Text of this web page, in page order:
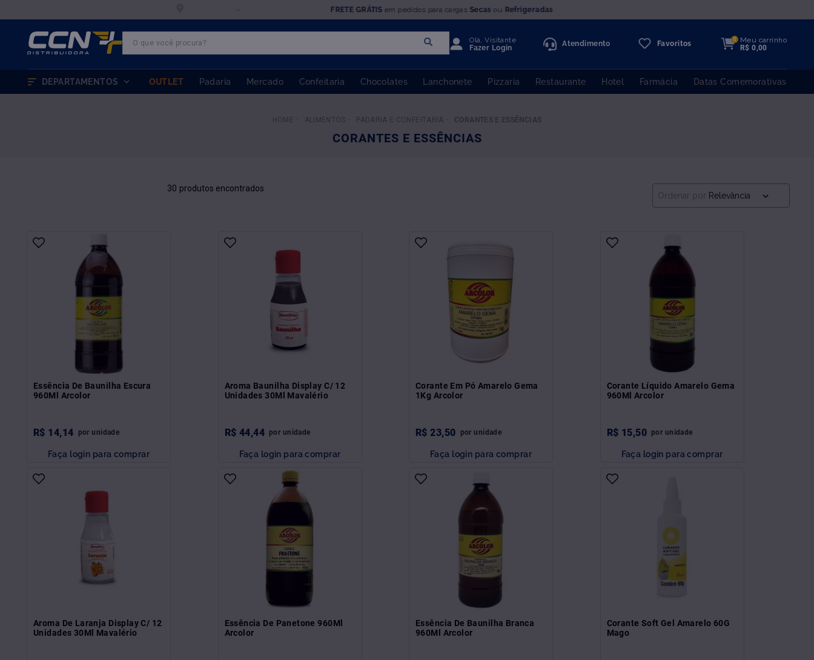
Refrigeradas
Olá, Visitante
Fazer Login
Atendimento Favoritos
0
Meu carrinho
R$ 0,00
DEPARTAMENTOS OUTLET Padaria Mercado Confeitaria Chocolates Lanchonete Pizzaria Restaurante Hotel Farmácia Datas Comemorativas
ALIMENTOS PADARIA E CONFEITARIA CORANTES E ESSÊNCIAS
CORANTES E ESSÊNCIAS
30
Ordenar por Relevância
Essência De Baunilha Escura
960Ml Arcolor
R$ 14,14 por unidade
Faça login para comprar
Aroma Baunilha Display C/ 12
Unidades 30Ml Mavalério
R$ 44,44 por unidade
Faça login para comprar
Corante Em Pó Amarelo Gema
1Kg Arcolor
R$ 23,50 por unidade
Faça login para comprar
Corante Líquido Amarelo Gema
960Ml Arcolor
R$ 15,50 por unidade
Faça login para comprar
Aroma De Laranja Display C/ 12
Unidades 30Ml Mavalério
Essência De Panetone 960Ml
Arcolor
Essência De Baunilha Branca
960Ml Arcolor
Corante Soft Gel Amarelo 60G
Mago
TERMOS MAIS BUSCADOS
farinha trigo
doce leite